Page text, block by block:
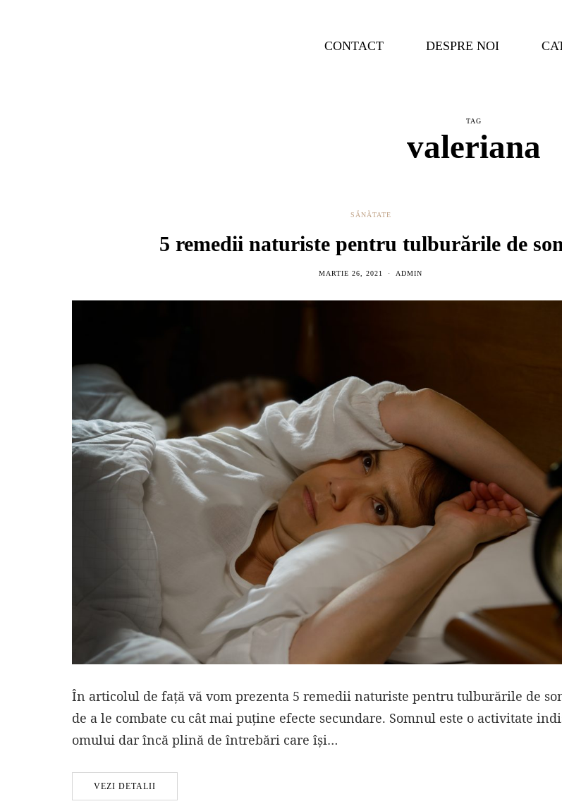
CONTACT DESPRE NOI
TAG
valeriana
SĂNĂTATE
5 remedii naturiste pentru tulburările de
MARTIE 26, 2021 ADMIN
În articolul de față vă vom prezenta 5 remedii naturiste pentru tulburările de
de a le combate cu cât mai puține efecte secundare. Somnul este o activitate
omului dar încă plină de întrebări care își…
VEZI DETALII